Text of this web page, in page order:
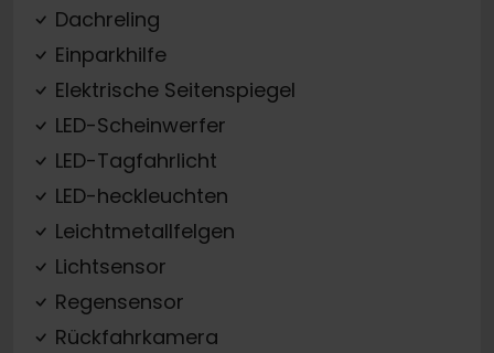
Dachreling
Einparkhilfe
Elektrische Seitenspiegel
LED-Scheinwerfer
LED-Tagfahrlicht
LED-heckleuchten
Leichtmetallfelgen
Lichtsensor
Regensensor
Rückfahrkamera